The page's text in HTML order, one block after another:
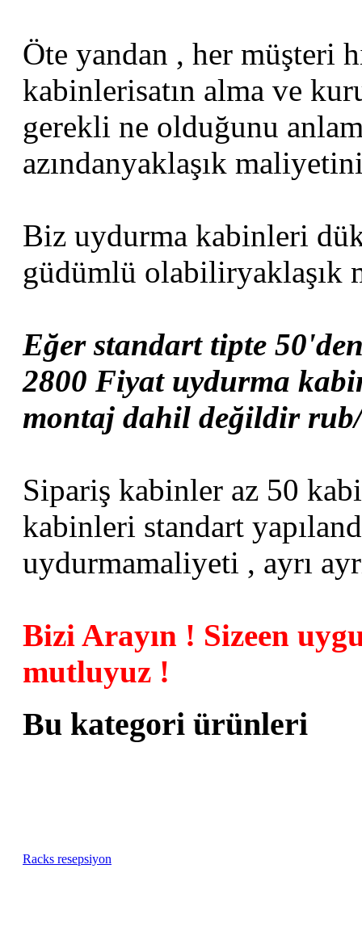
Öte yandan , her müşteri
kabinlerisatın alma ve
gerekli ne olduğunu
azındanyaklaşık
Biz uydurma kabinleri
güdümlü olabiliryaklaşık
Eğer standart tipte
2800 Fiyat uydurma
montaj dahil değildir
Sipariş kabinler az 50
kabinleri standart
uydurmamaliyeti , ayrı
Bizi Arayın ! Sizeen
mutluyuz !
Bu kategori ürünleri
Racks resepsiyon